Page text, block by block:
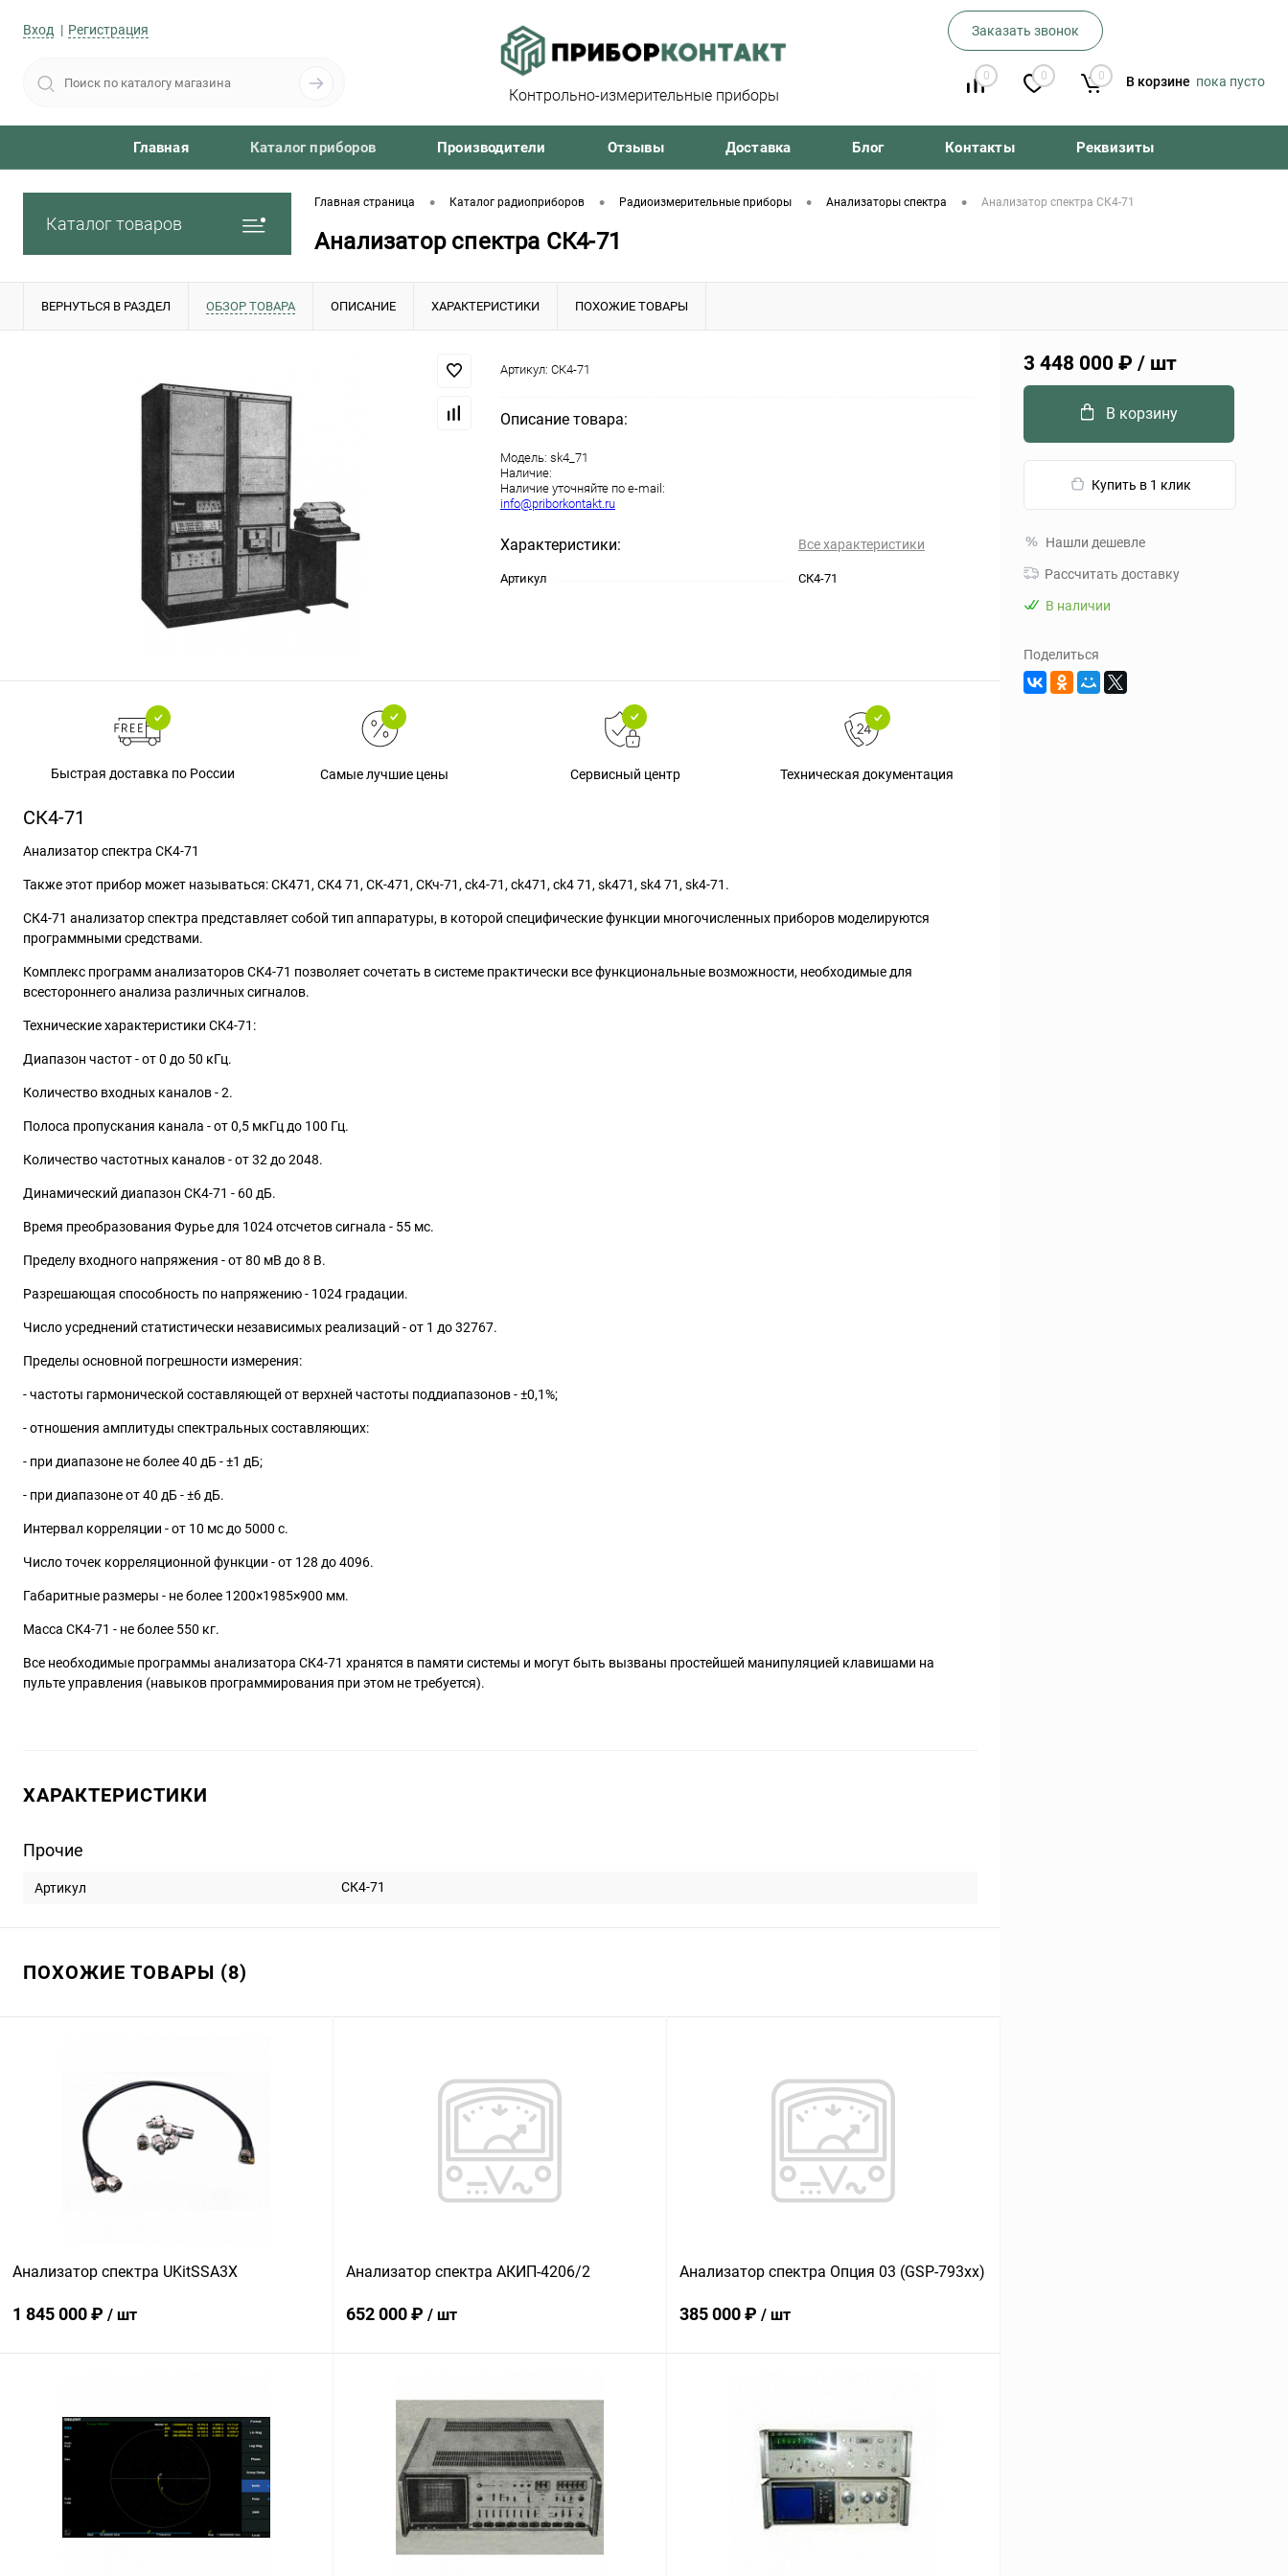
Вход Регистрация Заказать звонок
0 0 0 В корзине пока пусто
Контрольно-измерительные приборы
Главная Каталог приборов Производители Отзывы Доставка Блог Контакты Реквизиты
Каталог товаров
Главная страница • Каталог радиоприборов • Радиоизмерительные приборы • Анализаторы спектра • Анализатор спектра СК4-71
Анализатор спектра СК4-71
ВЕРНУТЬСЯ В РАЗДЕЛ ОБЗОР ТОВАРА ОПИСАНИЕ ХАРАКТЕРИСТИКИ ПОХОЖИЕ ТОВАРЫ
Артикул: СК4-71
Описание товара:
Модель: sk4_71
Наличие:
Наличие уточняйте по e-mail:
info@priborkontakt.ru
Характеристики: Все характеристики
Артикул СК4-71
Быстрая доставка по России Самые лучшие цены Сервисный центр Техническая документация
СК4-71
Анализатор спектра СК4-71
Также этот прибор может называться: СК471, СК4 71, СК-471, СКч-71, ck4-71, ck471, ck4 71, sk471, sk4 71, sk4-71.
СК4-71 анализатор спектра представляет собой тип аппаратуры, в которой специфические функции многочисленных приборов моделируются
программными средствами.
Комплекс программ анализаторов СК4-71 позволяет сочетать в системе практически все функциональные возможности, необходимые для
всестороннего анализа различных сигналов.
Технические характеристики СК4-71:
Диапазон частот - от 0 до 50 кГц.
Количество входных каналов - 2.
Полоса пропускания канала - от 0,5 мкГц до 100 Гц.
Количество частотных каналов - от 32 до 2048.
Динамический диапазон СК4-71 - 60 дБ.
Время преобразования Фурье для 1024 отсчетов сигнала - 55 мс.
Пределу входного напряжения - от 80 мВ до 8 В.
Разрешающая способность по напряжению - 1024 градации.
Число усреднений статистически независимых реализаций - от 1 до 32767.
Пределы основной погрешности измерения:
- частоты гармонической составляющей от верхней частоты поддиапазонов - ±0,1%;
- отношения амплитуды спектральных составляющих:
- при диапазоне не более 40 дБ - ±1 дБ;
- при диапазоне от 40 дБ - ±6 дБ.
Интервал корреляции - от 10 мс до 5000 с.
Число точек корреляционной функции - от 128 до 4096.
Габаритные размеры - не более 1200×1985×900 мм.
Масса СК4-71 - не более 550 кг.
Все необходимые программы анализатора СК4-71 хранятся в памяти системы и могут быть вызваны простейшей манипуляцией клавишами на
пульте управления (навыков программирования при этом не требуется).
ХАРАКТЕРИСТИКИ
Прочие
Артикул СК4-71
ПОХОЖИЕ ТОВАРЫ (8)
Анализатор спектра UKitSSA3X
1 845 000 ₽ / шт
Купить в 1 клик Сравнение
В наличии
Анализатор спектра АКИП-4206/2
652 000 ₽ / шт
Купить в 1 клик Сравнение
В избранное В наличии
Анализатор спектра Опция 03 (GSP-793xx)
385 000 ₽ / шт
Купить в 1 клик Сравнение
В избранное В наличии
3 448 000 ₽ / шт
В корзину
Купить в 1 клик
Нашли дешевле
Рассчитать доставку
В наличии
Поделиться